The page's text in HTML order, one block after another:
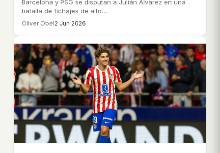
Barcelona y PSG se disputan a Julián Álvarez en una
batalla de fichajes de alto…
Oliver Obel2 Jun 2026